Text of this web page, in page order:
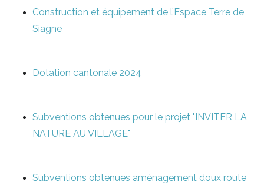
Construction et équipement de l’Espace Terre de
Siagne
Dotation cantonale 2024
Subventions obtenues pour le projet "INVITER LA
NATURE AU VILLAGE"
Subventions obtenues aménagement doux route